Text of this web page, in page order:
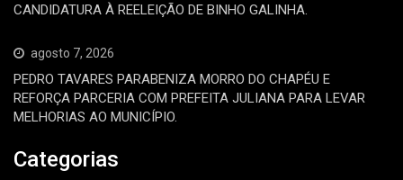
CANDIDATURA À REELEIÇÃO DE BINHO GALINHA.
agosto 7, 2026
PEDRO TAVARES PARABENIZA MORRO DO CHAPÉU E
REFORÇA PARCERIA COM PREFEITA JULIANA PARA LEVAR
MELHORIAS AO MUNICÍPIO.
Categorias